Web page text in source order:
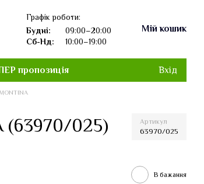
Графік роботи:
Будні:
09:00–20:00
Сб-Нд:
10:00–19:00
Мій кошик
пропозиція Вхід
(63970/025) Артикул
63970/025
В бажання